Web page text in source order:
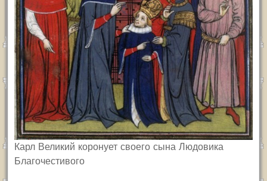
Карл Великий коронует своего сына Людовика
Благочестивого